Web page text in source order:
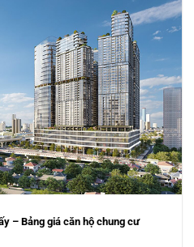
– Bảng giá căn hộ chung cư